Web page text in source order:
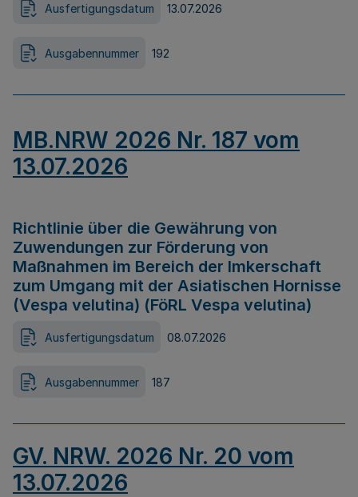
Ausfertigungsdatum 13.07.2026
Ausgabennummer 192
MB.NRW 2026 Nr. 187 vom
13.07.2026
Richtlinie über die Gewährung von
Zuwendungen zur Förderung von
Maßnahmen im Bereich der Imkerschaft
zum Umgang mit der Asiatischen Hornisse
(Vespa velutina) (FöRL Vespa velutina)
Ausfertigungsdatum 08.07.2026
Ausgabennummer 187
GV. NRW. 2026 Nr. 20 vom
13.07.2026